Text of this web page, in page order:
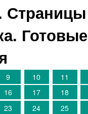
Страницы
Готовые
9 10 11
16 17 18
23 24 25